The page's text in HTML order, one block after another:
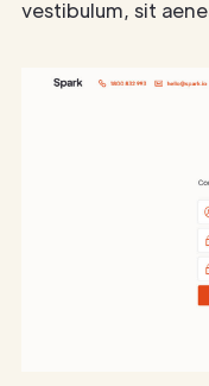
vestibulum, sit